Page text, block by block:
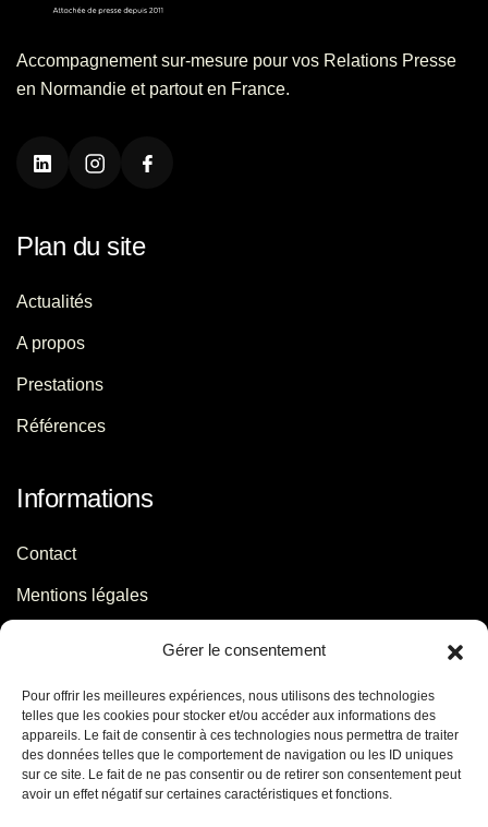
Gérer le consentement
Pour offrir les meilleures expériences, nous utilisons des technologies
telles que les cookies pour stocker et/ou accéder aux informations des
appareils. Le fait de consentir à ces technologies nous permettra de traiter
des données telles que le comportement de navigation ou les ID uniques
sur ce site. Le fait de ne pas consentir ou de retirer son consentement peut
avoir un effet négatif sur certaines caractéristiques et fonctions.
Accompagnement sur-mesure pour vos Relations Presse
en Normandie et partout en France.
Plan du site
Actualités
A propos
Prestations
Références
Informations
Contact
Mentions légales
Contact
06 29 56 64 44
contact[@]jb-conseils.fr